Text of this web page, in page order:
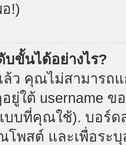
!)
บขั้นได้อย่างไร?
ว คุณไม่สามารถ
ยู่ใต้ username
บที่คุณใช้). บอร์ด
พสต์ และเพื่อระบุ